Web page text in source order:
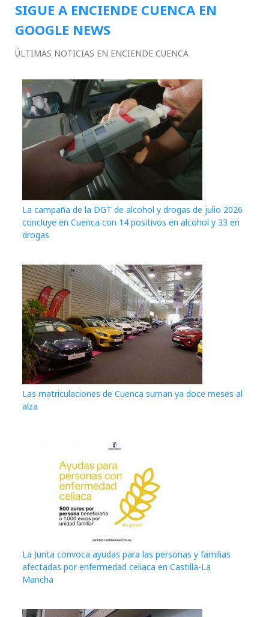
SIGUE A ENCIENDE CUENCA EN
GOOGLE NEWS
ÚLTIMAS NOTICIAS EN ENCIENDE CUENCA
La campaña de la DGT de alcohol y drogas de julio 2026
concluye en Cuenca con 14 positivos en alcohol y 33 en
drogas
Las matriculaciones de Cuenca suman ya doce meses al
alza
La Junta convoca ayudas para las personas y familias
afectadas por enfermedad celiaca en Castilla-La
Mancha